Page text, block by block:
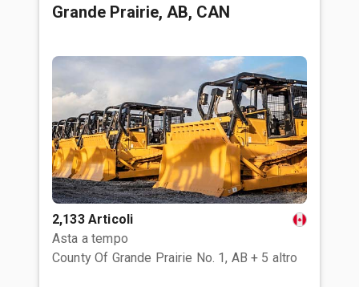
Grande Prairie, AB, CAN
2,133 Articoli
Asta a tempo
County Of Grande Prairie No. 1, AB + 5 altro